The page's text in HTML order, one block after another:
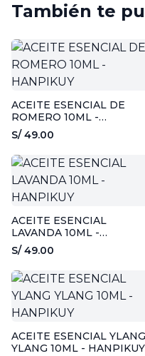
También te
ACEITE ESENCIAL DE
ROMERO 10ML -
HANPIKUY
S/ 49.00
ACEITE ESENCIAL
LAVANDA 10ML -
HANPIKUY
S/ 49.00
ACEITE ESENCIAL YLANG
YLANG 10ML - HANPIKUY